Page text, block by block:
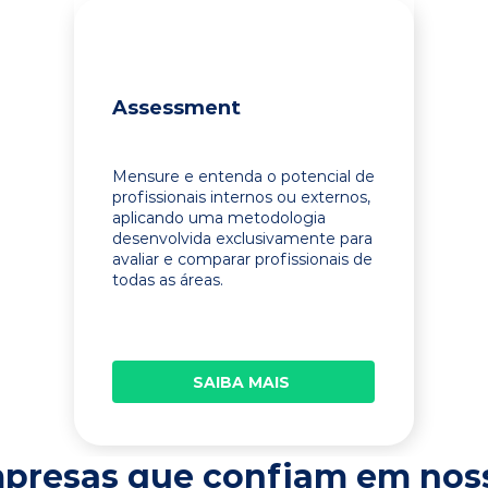
Assessment
Mensure e entenda o potencial de
profissionais internos ou externos,
aplicando uma metodologia
desenvolvida exclusivamente para
avaliar e comparar profissionais de
todas as áreas.
SAIBA MAIS
que confiam em